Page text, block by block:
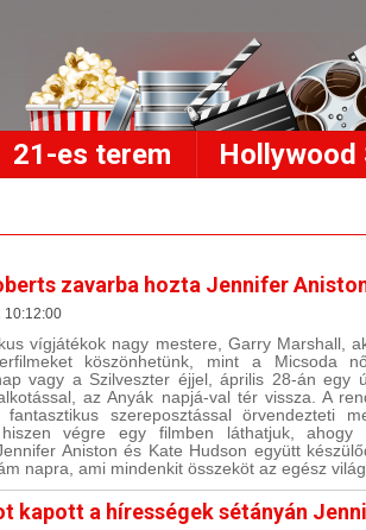
21-es terem Hollywood
zavarba hozta Jennifer
10:12:00
vígjátékok nagy mestere, Garry Marshall,
köszönhetünk, mint a Micsoda
vagy a Szilveszter éjjel, április 28-án egy
az Anyák napjá-val tér vissza. A
szereposztással örvendezteti
végre egy filmben láthatjuk, ahogy
Aniston és Kate Hudson együtt
napra, ami mindenkit összeköt az egész
kapott a hírességek sétányán